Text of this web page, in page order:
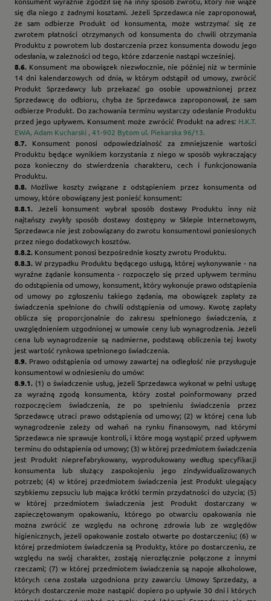
się dla niego z żadnymi kosztami. Jeżeli Sprzedawca nie zaproponował,
że sam odbierze Produkt od konsumenta, może wstrzymać się ze
zwrotem płatności otrzymanych od konsumenta do chwili otrzymania
Produktu z powrotem lub dostarczenia przez konsumenta dowodu jego
odesłania, w zależności od tego, które zdarzenie nastąpi wcześniej.
8.6. Konsument ma obowiązek niezwłocznie, nie później niż w terminie
14 dni kalendarzowych od dnia, w którym odstąpił od umowy, zwrócić
Produkt Sprzedawcy lub przekazać go osobie upoważnionej przez
Sprzedawcę do odbioru, chyba że Sprzedawca zaproponował, że sam
odbierze Produkt. Do zachowania terminu wystarczy odesłanie Produktu
przed jego upływem. Konsument może zwrócić Produkt na adres: H.K.T.
EWA, Adam Kucharski , 41-902 Bytom ul. Piekarska 96/13.
8.7. Konsument ponosi odpowiedzialność za zmniejszenie wartości
Produktu będące wynikiem korzystania z niego w sposób wykraczający
poza konieczny do stwierdzenia charakteru, cech i funkcjonowania
Produktu.
8.8. Możliwe koszty związane z odstąpieniem przez konsumenta od
umowy, które obowiązany jest ponieść konsument:
8.8.1. Jeżeli konsument wybrał sposób dostawy Produktu inny niż
najtańszy zwykły sposób dostawy dostępny w Sklepie Internetowym,
Sprzedawca nie jest zobowiązany do zwrotu konsumentowi poniesionych
przez niego dodatkowych kosztów.
8.8.2. Konsument ponosi bezpośrednie koszty zwrotu Produktu.
8.8.3. W przypadku Produktu będącego usługą, której wykonywanie - na
wyraźne żądanie konsumenta - rozpoczęło się przed upływem terminu
do odstąpienia od umowy, konsument, który wykonuje prawo odstąpienia
od umowy po zgłoszeniu takiego żądania, ma obowiązek zapłaty za
świadczenia spełnione do chwili odstąpienia od umowy. Kwotę zapłaty
oblicza się proporcjonalnie do zakresu spełnionego świadczenia, z
uwzględnieniem uzgodnionej w umowie ceny lub wynagrodzenia. Jeżeli
cena lub wynagrodzenie są nadmierne, podstawą obliczenia tej kwoty
jest wartość rynkowa spełnionego świadczenia.
8.9. Prawo odstąpienia od umowy zawartej na odległość nie przysługuje
konsumentowi w odniesieniu do umów:
8.9.1. (1) o świadczenie usług, jeżeli Sprzedawca wykonał w pełni usługę
za wyraźną zgodą konsumenta, który został poinformowany przed
rozpoczęciem świadczenia, że po spełnieniu świadczenia przez
Sprzedawcę utraci prawo odstąpienia od umowy; (2) w której cena lub
wynagrodzenie zależy od wahań na rynku finansowym, nad którymi
Sprzedawca nie sprawuje kontroli, i które mogą wystąpić przed upływem
terminu do odstąpienia od umowy; (3) w której przedmiotem świadczenia
jest Produkt nieprefabrykowany, wyprodukowany według specyfikacji
konsumenta lub służący zaspokojeniu jego zindywidualizowanych
potrzeb; (4) w której przedmiotem świadczenia jest Produkt ulegający
szybkiemu zepsuciu lub mająca krótki termin przydatności do użycia; (5)
w której przedmiotem świadczenia jest Produkt dostarczany w
zapieczętowanym opakowaniu, którego po otwarciu opakowania nie
można zwrócić ze względu na ochronę zdrowia lub ze względów
higienicznych, jeżeli opakowanie zostało otwarte po dostarczeniu; (6) w
której przedmiotem świadczenia są Produkty, które po dostarczeniu, ze
względu na swój charakter, zostają nierozłącznie połączone z innymi
rzeczami; (7) w której przedmiotem świadczenia są napoje alkoholowe,
których cena została uzgodniona przy zawarciu Umowy Sprzedaży, a
których dostarczenie może nastąpić dopiero po upływie 30 dni i których